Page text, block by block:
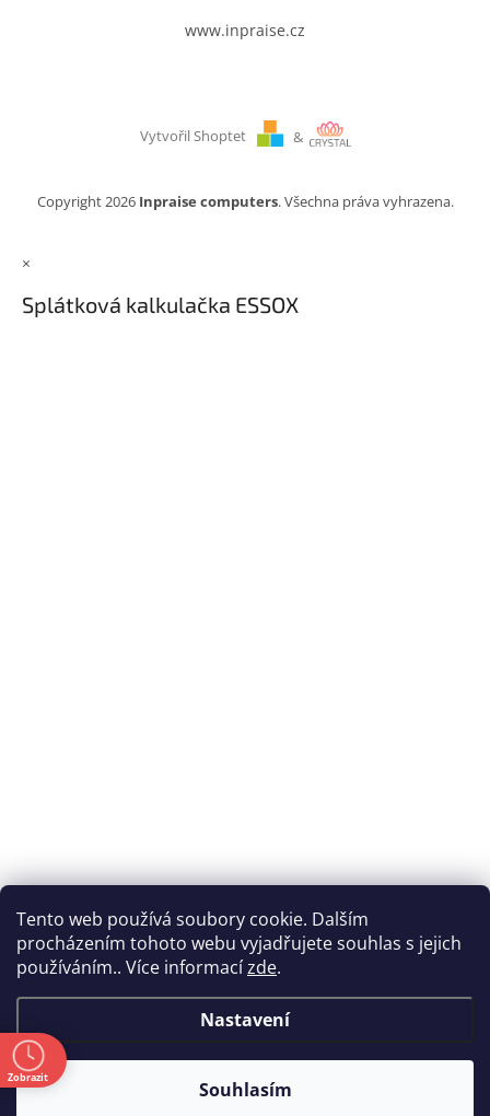
Tento web používá soubory cookie. Dalším
procházením tohoto webu vyjadřujete souhlas s jejich
používáním.. Více informacízde.
Nastavení
Souhlasím
www.inpraise.cz
Vytvořil Shoptet &
Copyright 2026 Inpraise computers. Všechna práva vyhrazena.
×
Splátková kalkulačka ESSOX
Zobrazit